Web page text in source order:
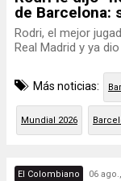
de Barcelona:
Rodri, el mejor
Real Madrid y ya
Más noticias:
Mundial 2026
El Colombiano 06